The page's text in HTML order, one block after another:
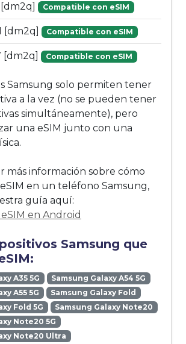
Compatible con eSIM
[dm2q] Compatible con eSIM
[dm2q] Compatible con eSIM
Samsung solo permiten tener
a la vez (no se pueden tener
simultáneamente), pero
una eSIM junto con una
más información sobre cómo
en un teléfono Samsung,
guía aquí:
en Android
Samsung que
A35 5G
Samsung Galaxy A54 5G
A55 5G
Samsung Galaxy Fold
Fold 5G
Samsung Galaxy Note20
Note20 5G
Note20 Ultra